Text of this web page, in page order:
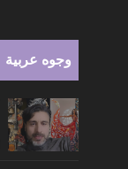
وجوه عربية